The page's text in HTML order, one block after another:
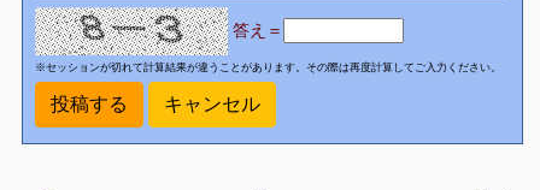
答え＝
※セッションが切れて計算結果が違うことがあります。その際は再度計算してご入力ください。